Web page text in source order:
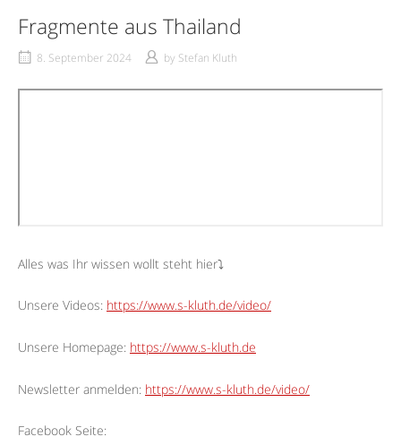
Fragmente aus Thailand
8. September 2024 by Stefan Kluth
Alles was Ihr wissen wollt steht hier⤵︎
Unsere Videos: https://www.s-kluth.de/video/
Unsere Homepage: https://www.s-kluth.de
Newsletter anmelden: https://www.s-kluth.de/video/
Facebook Seite: